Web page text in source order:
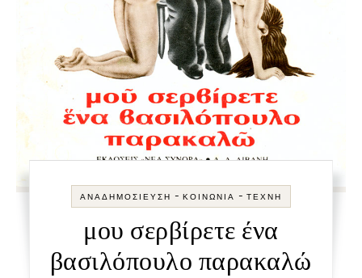
ΑΝΑΔΗΜΟΣΊΕΥΣΗ - ΚΟΙΝΩΝΊΑ - ΤΈΧΝΗ
μου σερβίρετε ένα
βασιλόπουλο παρακαλώ